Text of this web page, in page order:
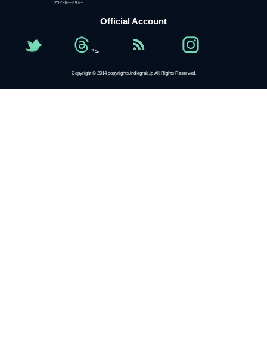
プライバシーポリシー
Official Account
">
Copyright © 2014 copyrights.indiegrab.jp All Rights Reserved.